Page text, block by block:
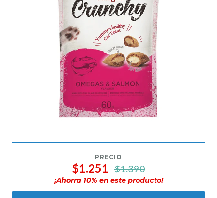
PRECIO
$1.251 $1.390
¡Ahorra 10% en este producto!